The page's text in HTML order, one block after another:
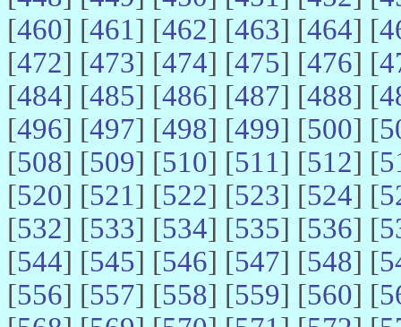
[460] [461] [462] [463] [464] [
[472] [473] [474] [475] [476] [
[484] [485] [486] [487] [488] [
[496] [497] [498] [499] [500] [
[508] [509] [510] [511] [512] [
[520] [521] [522] [523] [524] [
[532] [533] [534] [535] [536] [
[544] [545] [546] [547] [548] [
[556] [557] [558] [559] [560] [